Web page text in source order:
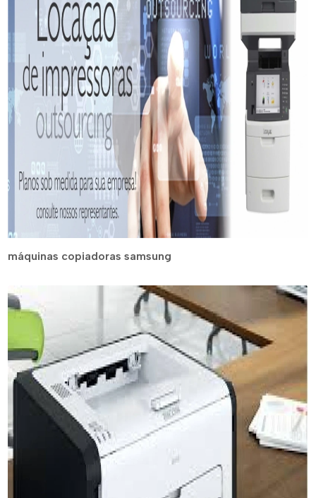
máquinas copiadoras samsung